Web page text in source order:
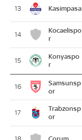
13 Kasimpasa
14
Kocaelispo
r
15
Konyaspo
r
16
Samsunsp
or
17
Trabzonsp
or